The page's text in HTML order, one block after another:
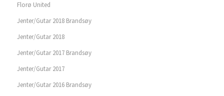
Florø United
Jenter/Gutar 2018 Brandsøy
Jenter/Gutar 2018
Jenter/Gutar 2017 Brandsøy
Jenter/Gutar 2017
Jenter/Gutar 2016 Brandsøy